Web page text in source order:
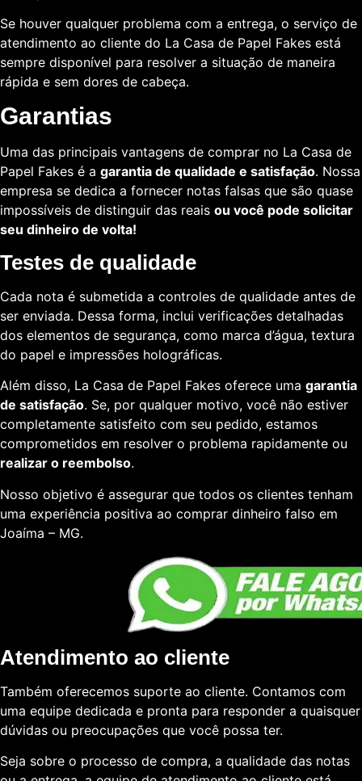
Se houver qualquer problema com a entrega, o serviço de
atendimento ao cliente do La Casa de Papel Fakes está
sempre disponível para resolver a situação de maneira
rápida e sem dores de cabeça.
Garantias
Uma das principais vantagens de comprar no La Casa de
Papel Fakes é a garantia de qualidade e satisfação. Nossa
empresa se dedica a fornecer notas falsas que são quase
impossíveis de distinguir das reais ou você pode solicitar
seu dinheiro de volta!
Testes de qualidade
Cada nota é submetida a controles de qualidade antes de
ser enviada. Dessa forma, inclui verificações detalhadas
dos elementos de segurança, como marca d’água, textura
do papel e impressões holográficas.
Além disso, La Casa de Papel Fakes oferece uma garantia
de satisfação. Se, por qualquer motivo, você não estiver
completamente satisfeito com seu pedido, estamos
comprometidos em resolver o problema rapidamente ou
realizar o reembolso.
Nosso objetivo é assegurar que todos os clientes tenham
uma experiência positiva ao comprar dinheiro falso em
Joaíma – MG.
Atendimento ao cliente
Também oferecemos suporte ao cliente. Contamos com
uma equipe dedicada e pronta para responder a quaisquer
dúvidas ou preocupações que você possa ter.
Seja sobre o processo de compra, a qualidade das notas